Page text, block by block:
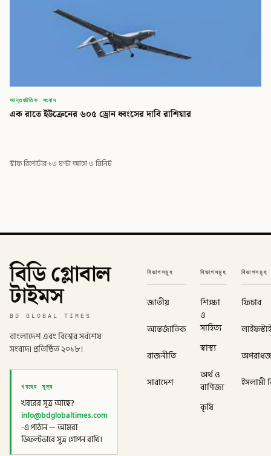
আন্তর্জাতিক সংবাদ
এক রাতে ইউক্রেনের ৬০৫ ড্রোন ধ্বংসের দাবি রাশিয়ার
স্টাফ রিপোর্টার·১৩ ঘণ্টা আগে·৩ মিনিট
বিডি গ্লোবাল
টাইমস
BD GLOBAL TIMES
বাংলাদেশ এবং বিশ্বের সর্বশেষ
সংবাদ। প্রতিষ্ঠিত ২০১৮।
খবরের সূত্র
খবরের সূত্র আছে?
info@bdglobaltimes.com
-এ পাঠান — আমরা
ডিফল্টভাবে সূত্র গোপন রাখি।
বিভাগসমূহ
জাতীয়
আন্তর্জাতিক
রাজনীতি
সারাদেশ
বিভাগসমূহ
শিক্ষা
ও
সাহিত্য
স্বাস্থ্য
অর্থ ও
বাণিজ্য
কৃষি
বিভাগসমূহ
ফিচার
ইসলামী